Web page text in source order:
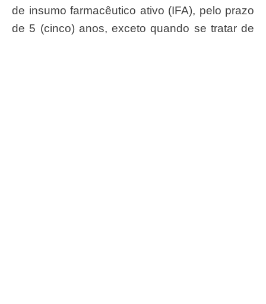
de insumo farmacêutico ativo (IFA), pelo prazo
de 5 (cinco) anos, exceto quando se tratar de